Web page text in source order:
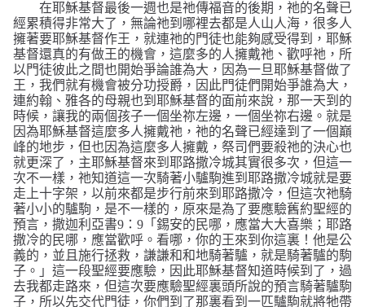
在耶穌基督最後一週也是祂傳福音的後期，祂的名聲已
經累積得非常大了，無論祂到哪裡去都是人山人海，很多人
擁著要耶穌基督作王，就連祂的門徒也能夠感受得到，耶穌
基督還真的有做王的機會，這麼多的人擁戴祂、歡呼祂，所
以門徒彼此之間也開始爭論誰為大，因為一旦耶穌基督做了
王，我們就有機會被分功授爵，因此門徒們開始爭誰為大，
連約翰、雅各的母親也到耶穌基督的面前來說，那一天到的
時候，讓我的兩個孩子一個坐祢左邊，一個坐祢右邊。就是
因為耶穌基督這麼多人擁戴祂，祂的名聲已經達到了一個巔
峰的地步，但也因為這麼多人擁戴，祭司們要殺祂的決心也
就更深了，主耶穌基督來到耶路撒冷城其實很多次，但這一
次不一樣，祂知道這一次騎著小驢駒進到耶路撒冷城就是要
走上十字架，以前來都是步行前來到耶路撒冷，但這次祂騎
著小小的驢駒，是不一樣的，原來是為了要應驗舊約聖經的
預言，撒迦利亞書9：9「 錫安的民哪，應當大大喜樂；耶路
撒冷的民哪，應當歡呼。看哪，你的王來到你這裏！他是公
義的，並且施行拯救，謙謙和和地騎著驢，就是騎著驢的駒
子。 」 這一段聖經要應驗，因此耶穌基督知道時候到了，過
去我都走路來，但這次要應驗聖經裏頭所說的預言騎著驢駒
子，所以先交代門徒，你們到了那裏看到一匹驢駒就將牠帶